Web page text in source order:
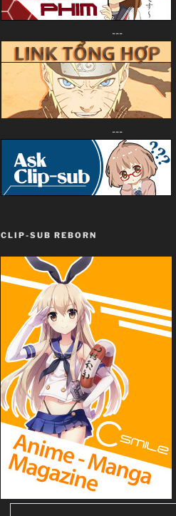
---
---
CLIP-SUB REBORN